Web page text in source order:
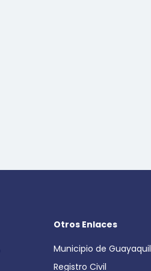
Otros Enlaces
Municipio de Guayaquil
Registro Civil